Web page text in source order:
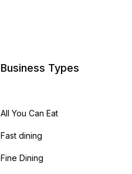
Business Types
All You Can Eat
Fast dining
Fine Dining